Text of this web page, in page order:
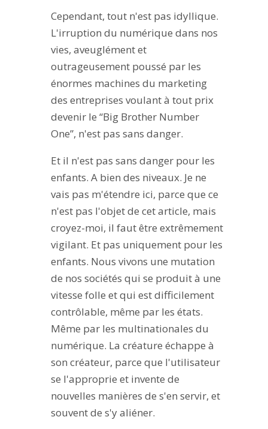
Cependant, tout n'est pas idyllique.
L'irruption du numérique dans nos
vies, aveuglément et
outrageusement poussé par les
énormes machines du marketing
des entreprises voulant à tout prix
devenir le “Big Brother Number
One”, n'est pas sans danger.
Et il n'est pas sans danger pour les
enfants. A bien des niveaux. Je ne
vais pas m'étendre ici, parce que ce
n'est pas l'objet de cet article, mais
croyez-moi, il faut être extrêmement
vigilant. Et pas uniquement pour les
enfants. Nous vivons une mutation
de nos sociétés qui se produit à une
vitesse folle et qui est difficilement
contrôlable, même par les états.
Même par les multinationales du
numérique. La créature échappe à
son créateur, parce que l'utilisateur
se l'approprie et invente de
nouvelles manières de s'en servir, et
souvent de s'y aliéner.